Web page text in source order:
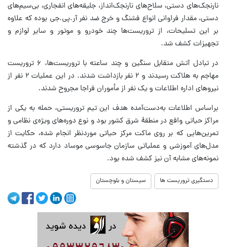
نارنجک‌های دستی، سلاح‌های نارنجک‌انداز، جلیقه‌های انفجاری، بی‌سیم‌های
دستی، مقدار فراوانی انواع فشنگ و خرج ضد نفر آر.پی.جی بوده که علاوه
بر این تسلیحات، از تروریست‌ها چند خودرو و موتور و سایر لوازم و
تجهیزات کشف شد.
در تبادل آتش متقابل سنگین و چند ساعته با تروریست‌ها، ۶ تروریست
مهاجم به هلاکت رسیدند و ۲ نفر بازداشت شدند. در این عملیات ۲ نفر از
نیروهای اداره اطلاعات و یک نفر از مأموران فراجا مجروح شدند.
براساس اطلاعات به‌دست‌آمده هدف این تیم تروریستی، حمله به یکی از
مراکز حیاتی واقع در منطقهٔ شرق کشور بود و نوع دوره‌های ویژه‌ی نظامی و
تمرین‌هایی که بر روی ماکت مرکز حیاتی موردنظر انجام شده، حکایت از
مدل‌های آموزشی و عملیاتی سازمان جاسوسی موساد دارد که در گذشته
نمونه‌های مشابه آن نیز کشف شده بود.
دستگیری تروریست ها سیستان و بلوچستان